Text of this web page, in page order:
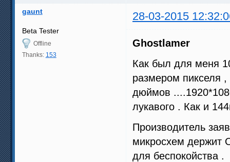
gaunt 28-03-2015
Beta Tester
Offline
Thanks: 153
Ghostlamer
Как был для меня
размером пикселя
дюймов
лукавого . Как и
Производитель
микросхем
для беспокойства .